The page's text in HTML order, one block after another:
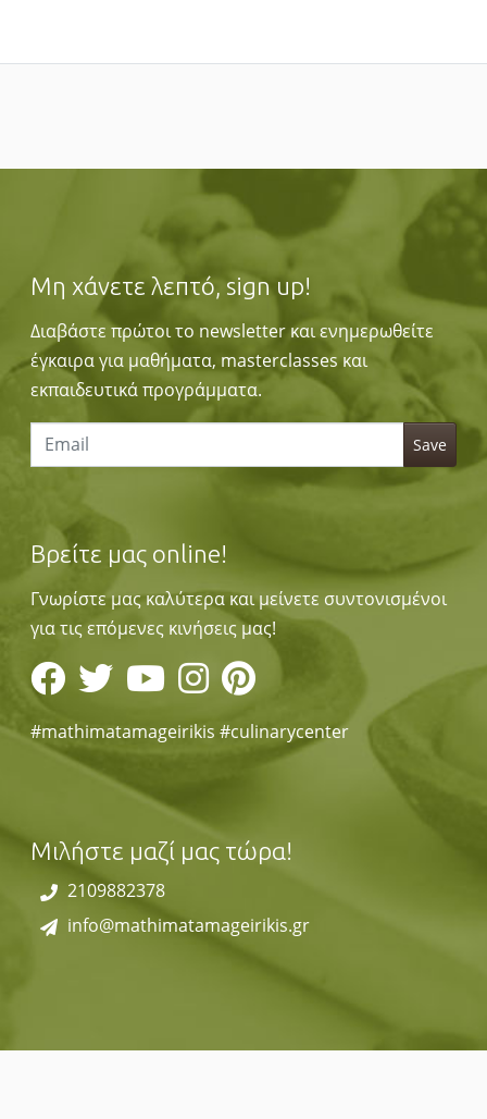
Μη χάνετε λεπτό, sign up!
Διαβάστε πρώτοι το newsletter και ενημερωθείτε
έγκαιρα για μαθήματα, masterclasses και
εκπαιδευτικά προγράμματα.
Βρείτε μας online!
Γνωρίστε μας καλύτερα και μείνετε συντονισμένοι
για τις επόμενες κινήσεις μας!
#mathimatamageirikis #culinarycenter
Μιλήστε μαζί μας τώρα!
2109882378
info@mathimatamageirikis.gr